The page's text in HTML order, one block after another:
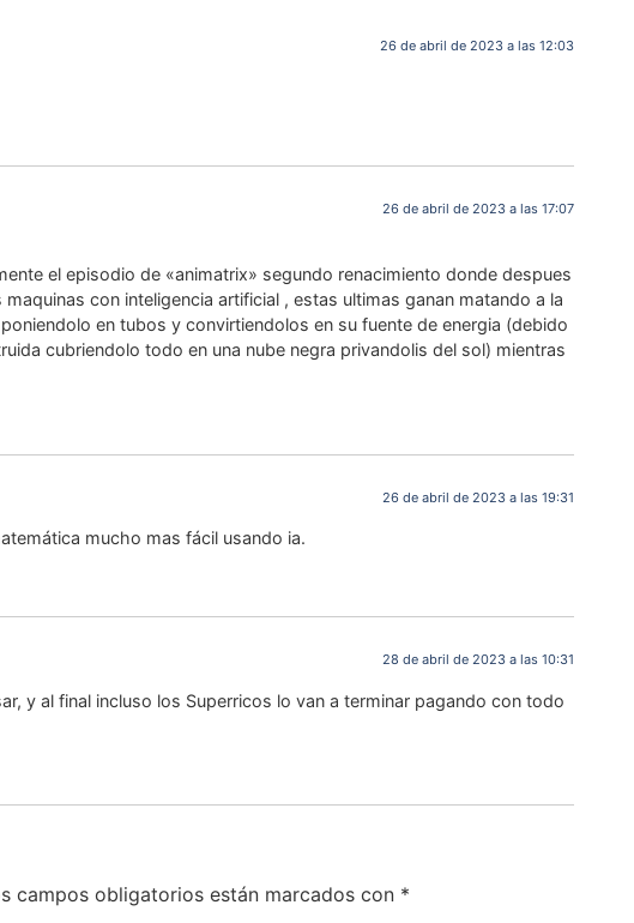
26 de abril de 2023 a las 12:03
26 de abril de 2023 a las 17:07
el episodio de «animatrix» segundo renacimiento donde despues
con inteligencia artificial , estas ultimas ganan matando a la
en tubos y convirtiendolos en su fuente de energia (debido
cubriendolo todo en una nube negra privandolis del sol) mientras
26 de abril de 2023 a las 19:31
mucho mas fácil usando ia.
28 de abril de 2023 a las 10:31
y al final incluso los Superricos lo van a terminar pagando con todo
campos obligatorios están marcados con *